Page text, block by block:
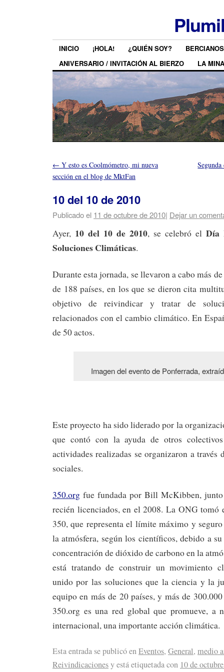
INICIO ¡HOLA! ¿QUIÉN SOY?
ANIVERSARIO / INVITACIÓN AL BIERZO
LA MINA
← Y esto es Coolmómetro, mi nueva
sección en el blog de MktFan
10 del 10 de 2010
Publicado el 11 de octubre de 2010| Dejar un
Ayer, 10 del 10 de 2010, se celebró el Día
Soluciones Climáticas.
Durante esta jornada, se llevaron a cabo más
de 188 países, en los que se dieron cita
objetivo de reivindicar y tratar de
relacionados con el cambio climático. En
de 50 actos.
Imagen del evento de Ponferrada,
Este proyecto ha sido liderado por la
que contó con la ayuda de otros
actividades realizadas se organizaron a través
sociales.
350.org fue fundada por Bill McKibben,
recién licenciados, en el 2008. La ONG tomó
350, que representa el límite máximo y
la atmósfera, según los científicos, debido a
concentración de dióxido de carbono en la
está tratando de construir un movimiento
unido por las soluciones que la ciencia y la
equipo en más de 20 países, y más de
350.org es una red global que promueve, a
internacional, una importante acción climática.
Esta entrada se publicó enEventos, General, medio
Reivindicacionesy está etiquetada con 10 de